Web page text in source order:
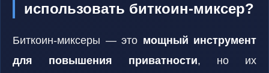
использовать биткоин-миксер?
Биткоин-миксеры — это мощный инструмент
для повышения приватности, но их